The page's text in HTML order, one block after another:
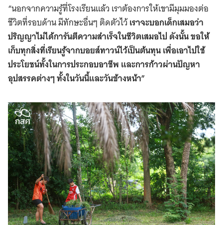
“นอกจากความรู้ที่โรงเรียนแล้ว เราต้องการให้เขามีมุมมองต่อ
ชีวิตที่รอบด้าน มีทักษะอื่นๆ ติดตัวไว้เราจะบอกเด็กเสมอว่า
ปริญญาไม่ได้การันตีความสำเร็จในชีวิตเสมอไป ดังนั้น ขอให้
เก็บทุกสิ่งที่เรียนรู้จากบอยส์ทาวน์ไว้เป็นต้นทุน เพื่อเอาไปใช้
ประโยชน์ทั้งในการประกอบอาชีพ และการก้าวผ่านปัญหา
อุปสรรคต่างๆ ทั้งในวันนี้และวันข้างหน้า”